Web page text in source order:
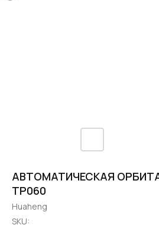
АВТОМАТИЧЕСКАЯ
TP060
Huaheng
SKU: